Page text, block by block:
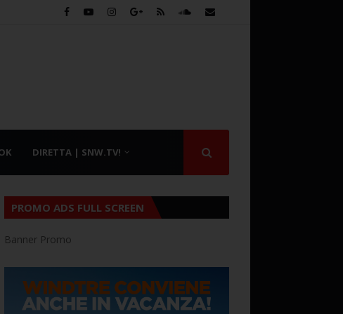
DIRETTA | SNW.TV!
PROMO ADS FULL SCREEN
Banner Promo